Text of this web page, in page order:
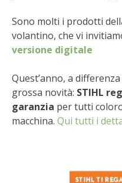
FACEM
STIHL
BLUMEN
NOCCIOLA DI
MEDICINA DEI
Sono molti i prodotti
volantino, che vi
versione digitale
Quest’anno, a
grossa novità: STIHL
garanzia per tutti
macchina. Qui tutti i